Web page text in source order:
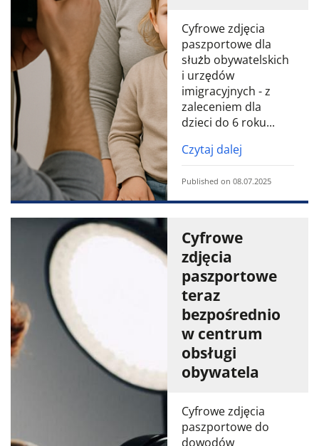
Cyfrowe zdjęcia
paszportowe dla
służb obywatelskich
i urzędów
imigracyjnych - z
zaleceniem dla
dzieci do 6 roku...
Czytaj dalej
Published on 08.07.2025
Cyfrowe
zdjęcia
paszportowe
teraz
bezpośrednio
w centrum
obsługi
obywatela
Cyfrowe zdjęcia
paszportowe do
dowodów